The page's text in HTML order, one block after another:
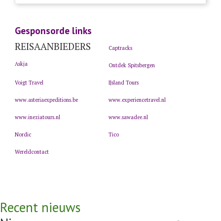
REISAANBIEDERS
Askja
Captracks
Ontdek Spitsbergen
Voigt Travel IJsland Tours
www.asteriaexpeditions.be www.experiencetravel.nl
www.ineziatours.nl www.sawadee.nl
Nordic Tico
Wereldcontact
Recent nieuws